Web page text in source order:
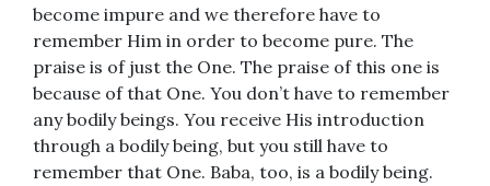
become impure and we therefore have to
remember Him in order to become pure. The
praise is of just the One. The praise of this one is
because of that One. You don’t have to remember
any bodily beings. You receive His introduction
through a bodily being, but you still have to
remember that One. Baba, too, is a bodily being.